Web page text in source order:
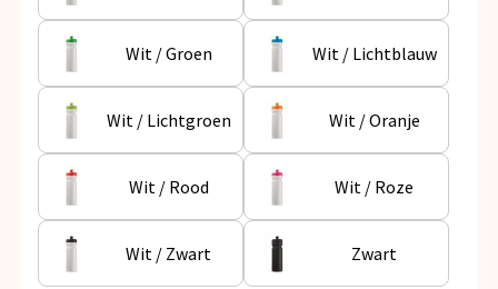
Wit / Groen Wit / Lichtblauw
Wit / Lichtgroen Wit / Oranje
Wit / Rood Wit / Roze
Wit / Zwart Zwart